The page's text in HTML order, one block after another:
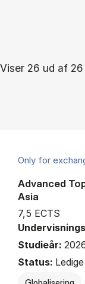
Viser 26 ud af
Only for
Advanced
Asia
7,5 ECTS
Studieår:
Status: